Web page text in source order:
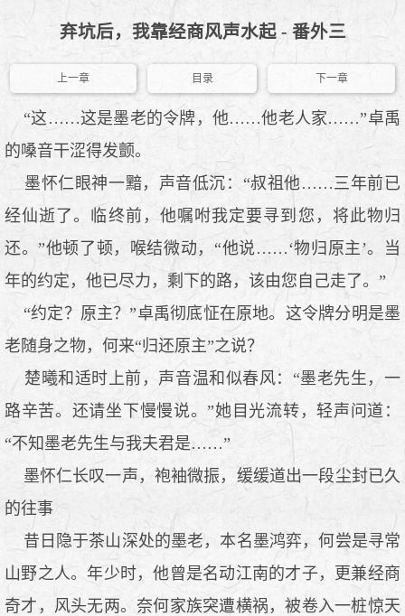
弃坑后，我靠经商风声水起 - 番外三
上一章 目录 下一章
“这……这是墨老的令牌，他……他老人家……”卓禹
的嗓音干涩得发颤。
墨怀仁眼神一黯，声音低沉：“叔祖他……三年前已
经仙逝了。临终前，他嘱咐我定要寻到您，将此物归
还。”他顿了顿，喉结微动，“他说……‘物归原主’。当
年的约定，他已尽力，剩下的路，该由您自己走了。”
“约定？原主？”卓禹彻底怔在原地。这令牌分明是墨
老随身之物，何来“归还原主”之说？
楚曦和适时上前，声音温和似春风：“墨老先生，一
路辛苦。还请坐下慢慢说。”她目光流转，轻声问道：
“不知墨老先生与我夫君是……”
墨怀仁长叹一声，袍袖微振，缓缓道出一段尘封已久
的往事
昔日隐于茶山深处的墨老，本名墨鸿弈，何尝是寻常
山野之人。年少时，他曾是名动江南的才子，更兼经商
奇才，风头无两。奈何家族突遭横祸，被卷入一桩惊天